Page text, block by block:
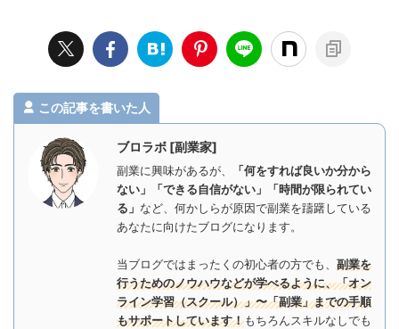
この記事を書いた人
ブロラボ [副業家]
副業に興味があるが、
「何をすれば良いか分から
ない」「できる自信がない」「時間が限られてい
る」 など、何かしらが原因で副業を躊躇している
あなたに向けたブログになります。
当ブログではまったくの初心者の方でも、 副業を
行うためのノウハウなどが学べるように、「オン
ライン学習（スクール）」〜「副業」までの手順
もサポートしています！もちろんスキルなしでも